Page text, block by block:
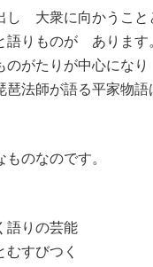
し 大衆に向かうこと
りものが あります
がたりが中心になり
琶法師が語る平家物語
のなのです。
りの芸能
すびつく